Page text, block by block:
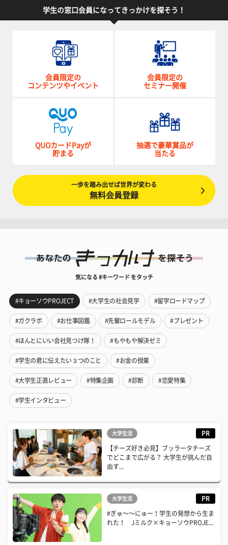
学生の窓口会員になってきっかけを探そう！
会員限定の
コンテンツやイベント
会員限定の
セミナー開催
QUOカードPayが
貯まる
抽選で豪華賞品が
当たる
一歩を踏み出せば世界が変わる
無料会員登録
気になる #キーワード をタッチ
#キョーソウPROJECT #大学生の社会見学 #留学ロードマップ
#ガクラボ #お仕事図鑑 #先輩ロールモデル #プレゼント
#ほんとにいい会社見つけ隊！ #もやもや解決ゼミ
#学生の君に伝えたい３つのこと #お金の授業
#大学生正直レビュー #特集企画 #診断 #恋愛特集
#学生インタビュー
大学生活 PR
【チーズ好き必見】ブッラータチーズ
でどこまで広がる？ 大学生が挑んだ自
由す...
大学生活 PR
#ぎゅ〜〜にゅー！学生の発想から生ま
れた！ Jミルク×キョーソウPROJE...